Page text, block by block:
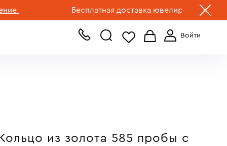
Бесплатная доставка ювелирных изделий по
+7 (499) 519-00-00
Кольцо из золота 585 пробы с